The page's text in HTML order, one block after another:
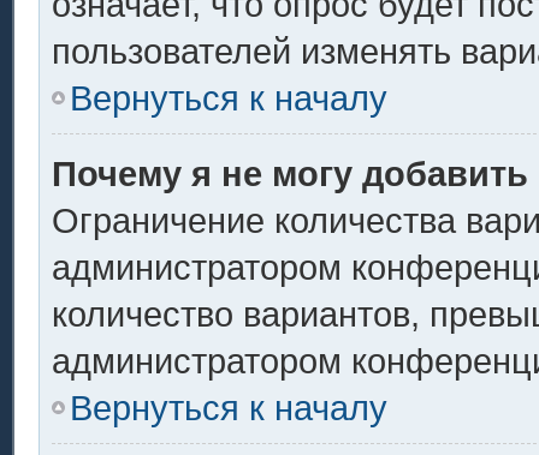
пользователей изменять
Вернуться к началу
Почему я не могу
Ограничение количества
администратором
количество вариантов,
администратором
Вернуться к началу